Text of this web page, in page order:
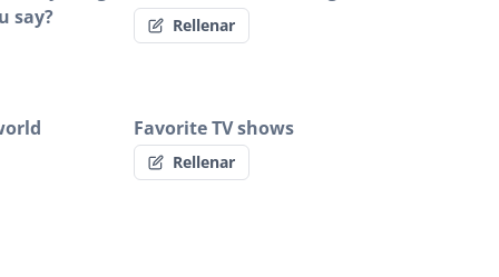
say?
Rellenar
Favorite TV shows
Rellenar